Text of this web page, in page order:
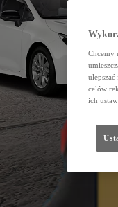
Chcemy
ulepszać
celów
ich